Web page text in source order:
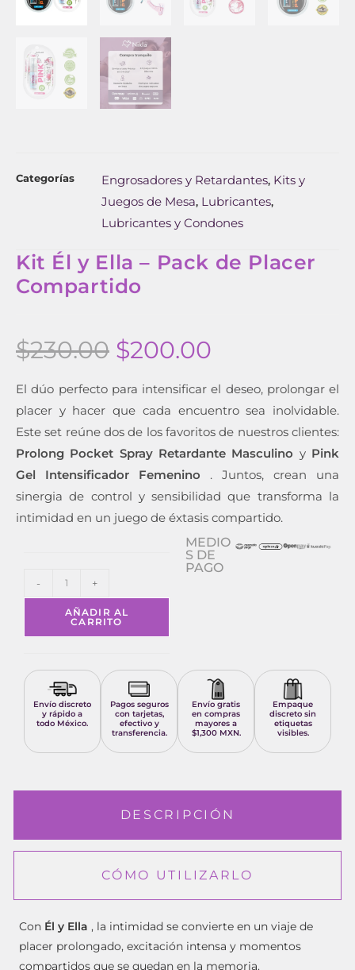
Categorías Engrosadores y Retardantes, Kits y
Juegos de Mesa, Lubricantes,
Lubricantes y Condones
Kit Él y Ella – Pack de Placer
Compartido
$230.00 $200.00
El dúo perfecto para intensificar el deseo, prolongar el
placer y hacer que cada encuentro sea inolvidable.
Este set reúne dos de los favoritos de nuestros clientes:
Prolong Pocket Spray Retardante Masculino y Pink
Gel Intensificador Femenino . Juntos, crean una
sinergia de control y sensibilidad que transforma la
intimidad en un juego de éxtasis compartido.
- +
AÑADIR AL
CARRITO
MEDIO
S DE
PAGO
Envío discreto
y rápido a
todo México.
Pagos seguros
con tarjetas,
efectivo y
transferencia.
Envío gratis
en compras
mayores a
$1,300 MXN.
Empaque
discreto sin
etiquetas
visibles.
DESCRIPCIÓN
CÓMO UTILIZARLO
Con Él y Ella , la intimidad se convierte en un viaje de
placer prolongado, excitación intensa y momentos
compartidos que se quedan en la memoria.